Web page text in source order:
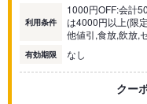
利用条件
1000円OFF:会計
は4000円以上(限
他値引,食放,飲放,
有効期限 なし
クー